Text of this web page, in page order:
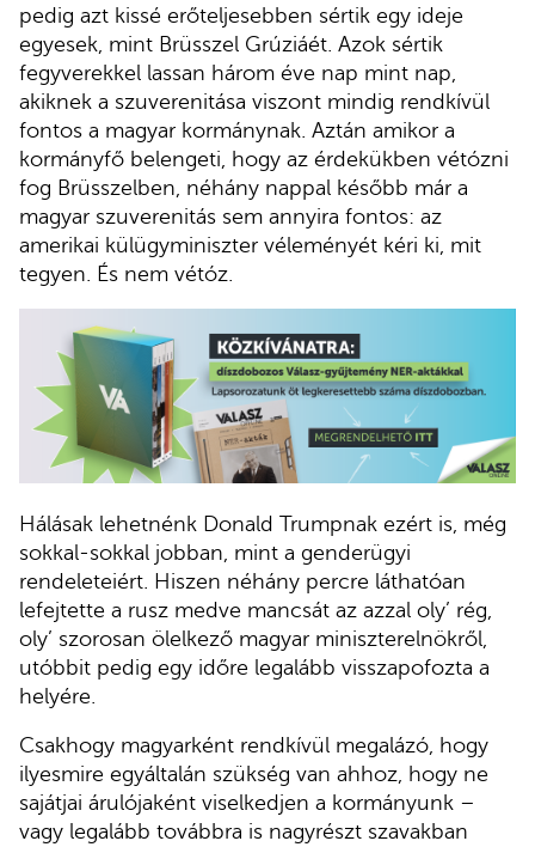
pedig azt kissé erőteljesebben sértik egy ideje
egyesek, mint Brüsszel Grúziáét. Azok sértik
fegyverekkel lassan három éve nap mint nap,
akiknek a szuverenitása viszont mindig rendkívül
fontos a magyar kormánynak. Aztán amikor a
kormányfő belengeti, hogy az érdekükben vétózni
fog Brüsszelben, néhány nappal később már a
magyar szuverenitás sem annyira fontos: az
amerikai külügyminiszter véleményét kéri ki, mit
tegyen. És nem vétóz.
Hálásak lehetnénk Donald Trumpnak ezért is, még
sokkal-sokkal jobban, mint a genderügyi
rendeleteiért. Hiszen néhány percre láthatóan
lefejtette a rusz medve mancsát az azzal oly’ rég,
oly’ szorosan ölelkező magyar miniszterelnökről,
utóbbit pedig egy időre legalább visszapofozta a
helyére.
Csakhogy magyarként rendkívül megalázó, hogy
ilyesmire egyáltalán szükség van ahhoz, hogy ne
sajátjai árulójaként viselkedjen a kormányunk –
vagy legalább továbbra is nagyrészt szavakban